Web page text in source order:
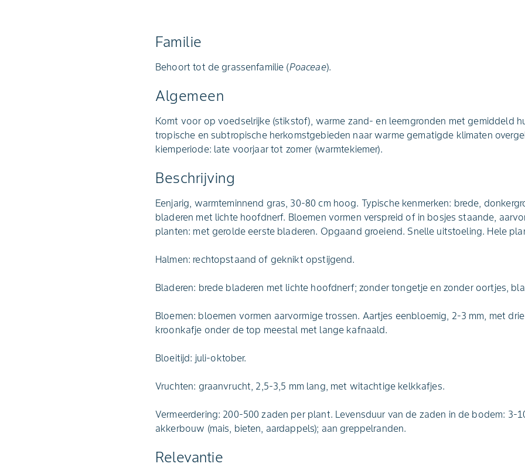
Familie
Behoort tot de grassenfamilie (Poaceae).
Algemeen
Komt voor op voedselrijke (stikstof), warme zand- en leemgronden met gemiddeld
tropische en subtropische herkomstgebieden naar warme gematigde klimaten
kiemperiode: late voorjaar tot zomer (warmtekiemer).
Beschrijving
Eenjarig, warmteminnend gras, 30-80 cm hoog. Typische kenmerken: brede,
bladeren met lichte hoofdnerf. Bloemen vormen verspreid of in bosjes staande,
planten: met gerolde eerste bladeren. Opgaand groeiend. Snelle uitstoeling. Hele
Halmen: rechtopstaand of geknikt opstijgend.
Bladeren: brede bladeren met lichte hoofdnerf; zonder tongetje en zonder oortjes,
Bloemen: bloemen vormen aarvormige trossen. Aartjes eenbloemig, 2-3 mm, met
kroonkafje onder de top meestal met lange kafnaald.
Bloeitijd: juli-oktober.
Vruchten: graanvrucht, 2,5-3,5 mm lang, met witachtige kelkkafjes.
Vermeerdering: 200-500 zaden per plant. Levensduur van de zaden in de bodem: 3-
akkerbouw (mais, bieten, aardappels); aan greppelranden.
Relevantie